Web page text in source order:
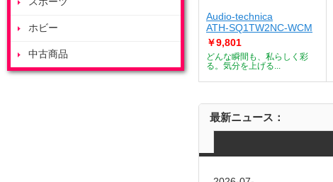
ホビー
中古商品
ートメーカー
て調理すること...
Audio-technica
ATH-SQ1TW2NC-WCM
￥9,801
どんな瞬間も、私らしく彩
る。気分を上げる...
最新ニュース：